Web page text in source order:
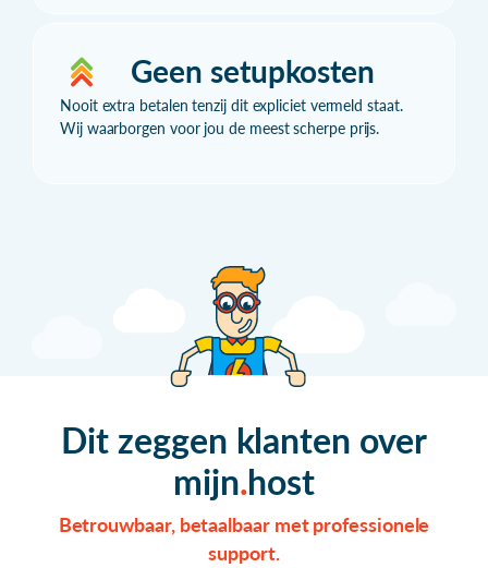
Geen setupkosten
Nooit extra betalen tenzij dit expliciet vermeld staat.
Wij waarborgen voor jou de meest scherpe prijs.
Dit zeggen klanten over
mijn host
Betrouwbaar, betaalbaar met professionele
support.